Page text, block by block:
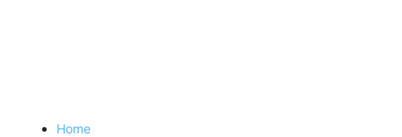
Home